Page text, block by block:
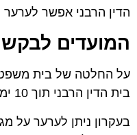
הדין הרבני אפשר לערער תוך 30
המועדים
בית הדין הרבני תוך 10 ימים.
בעקרון ניתן לערער על